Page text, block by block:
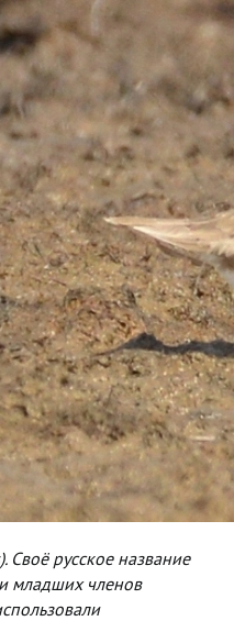
Своё русское название
младших членов